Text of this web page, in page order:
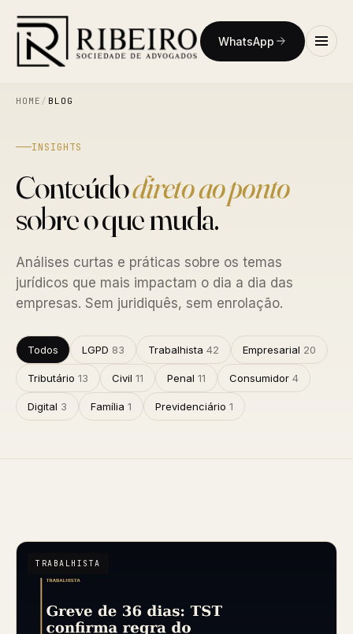
WhatsApp
HOME / BLOG
INSIGHTS
Conteúdodireto ao ponto
sobre o que muda.
Análises curtas e práticas sobre os temas
jurídicos que mais impactam o dia a dia das
empresas. Sem juridiquês, sem enrolação.
Todos LGPD 83 Trabalhista 42 Empresarial 20
Tributário 13 Civil 11 Penal 11 Consumidor 4
Digital 3 Família 1 Previdenciário 1
TRABALHISTA